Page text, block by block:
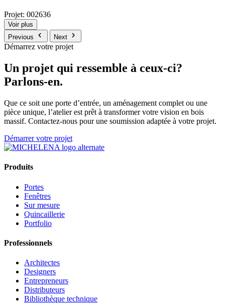
Projet: 002636
Voir plus
Previous
Next
Démarrez votre projet
Un projet qui ressemble à ceux-ci?
Parlons-en.
Que ce soit une porte d’entrée, un aménagement complet ou une
pièce unique, l’atelier est prêt à transformer votre vision en bois
massif. Contactez-nous pour une soumission adaptée à votre projet.
Démarrer votre projet
Produits
Portes
Fenêtres
Sur mesure
Quincaillerie
Portfolio
Professionnels
Architectes
Designers
Entrepreneurs
Distributeurs
Bibliothèque technique